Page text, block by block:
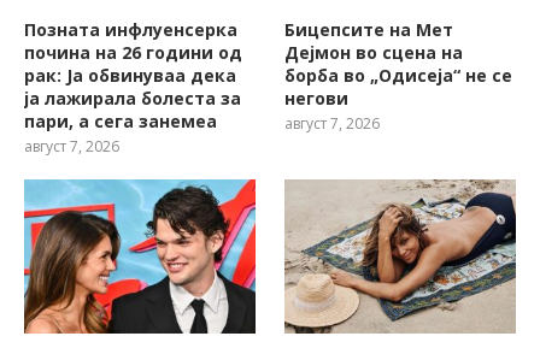
Позната инфлуенсерка
почина на 26 години од
рак: Ја обвинуваа дека
ја лажирала болеста за
пари, а сега занемеа
август 7, 2026
Бицепсите на Мет
Дејмон во сцена на
борба во „Одисеја“ не се
негови
август 7, 2026